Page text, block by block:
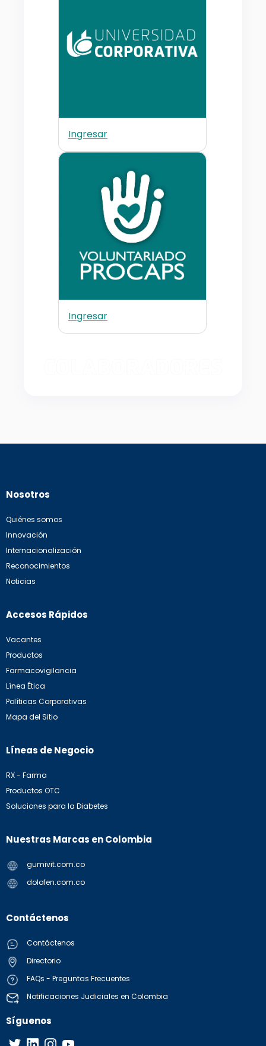
Ingresar
Ingresar
Nosotros
Quiénes somos
Innovación
Internacionalización
Reconocimientos
Noticias
Accesos Rápidos
Vacantes
Productos
Farmacovigilancia
Línea Ética
Políticas Corporativas
Mapa del Sitio
Líneas de Negocio
RX - Farma
Productos OTC
Soluciones para la Diabetes
Nuestras Marcas en Colombia
gumivit.com.co
dolofen.com.co
Contáctenos
Contáctenos
Directorio
FAQs - Preguntas Frecuentes
Notificaciones Judiciales en Colombia
Síguenos